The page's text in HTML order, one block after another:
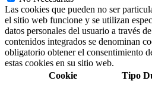
Las cookies que pueden no ser
el sitio web funcione y se utilizan
datos personales del usuario a través
contenidos integrados se denominan
obligatorio obtener el consentimiento
estas cookies en su sitio web.
Cookie
Tipo